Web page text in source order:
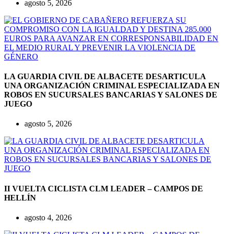
agosto 5, 2026
LA GUARDIA CIVIL DE ALBACETE DESARTICULA
UNA ORGANIZACIÓN CRIMINAL ESPECIALIZADA EN
ROBOS EN SUCURSALES BANCARIAS Y SALONES DE
JUEGO
agosto 5, 2026
II VUELTA CICLISTA CLM LEADER – CAMPOS DE
HELLÍN
agosto 4, 2026